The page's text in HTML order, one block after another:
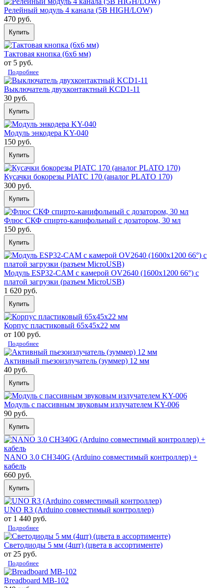
Релейный модуль 4 канала (5В HIGH/LOW)
470 руб.
Купить
Тактовая кнопка (6x6 мм)
от 5 руб.
Подробнее
Выключатель двухконтактный KCD1-11
30 руб.
Купить
Модуль энкодера KY-040
150 руб.
Купить
Кусачки бокорезы PIATC 170 (аналог PLATO 170)
300 руб.
Купить
Флюс СКФ спирто-канифольный с дозатором, 30 мл
150 руб.
Купить
Модуль ESP32-CAM с камерой OV2640 (1600x1200 66°) с
платой загрузки (разъем MicroUSB)
1 620 руб.
Купить
Корпус пластиковый 65х45х22 мм
от 100 руб.
Подробнее
Активный пьезоизлучатель (зуммер) 12 мм
40 руб.
Купить
Модуль с пассивным звуковым излучателем KY-006
90 руб.
Купить
NANO 3.0 CH340G (Arduino совместимый контроллер) +
кабель
660 руб.
Купить
UNO R3 (Arduino совместимый контроллер)
от 1 440 руб.
Подробнее
Светодиоды 5 мм (4шт) (цвета в ассортименте)
от 25 руб.
Подробнее
Breadboard MB-102